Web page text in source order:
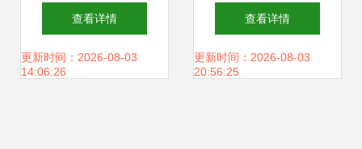
宅区改造项目迎重
大进展，规划83万
查看详情
更新时间：2026-08-03
14:06:26
——记香港化龙同
乡会会长回乡捐善
查看详情
更新时间：2026-08-03
20:56:25